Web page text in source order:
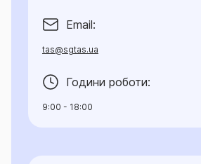
Email:
tas@sgtas.ua
Години роботи:
9:00 - 18:00